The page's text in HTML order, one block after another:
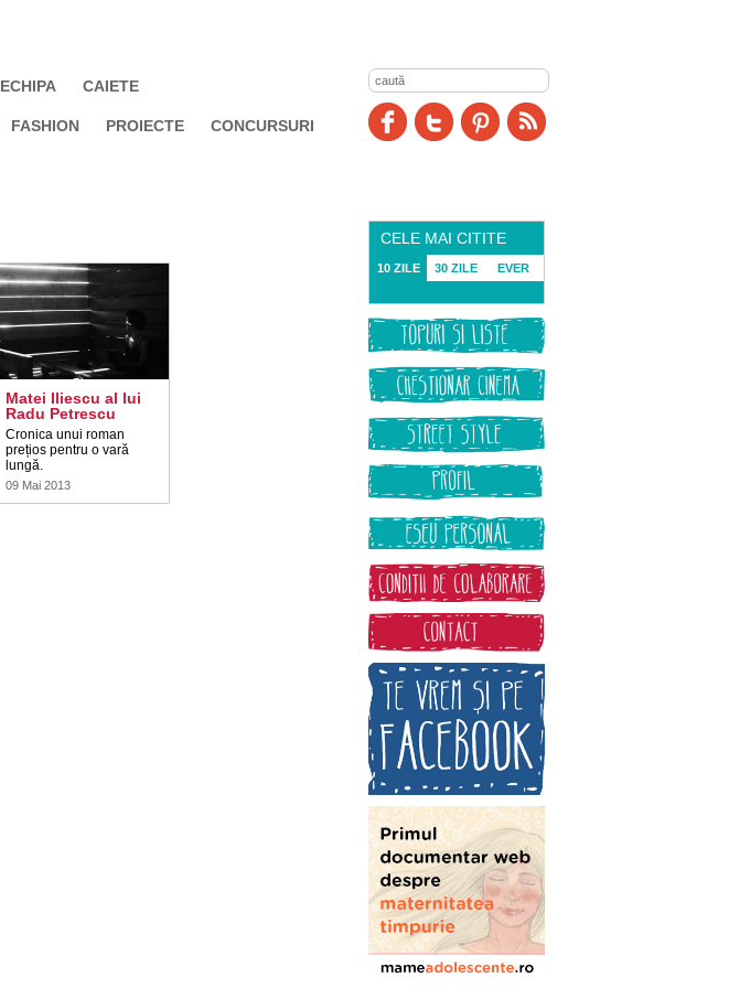
ECHIPA CAIETE
FASHION PROIECTE CONCURSURI
Matei Iliescu al lui
Radu Petrescu
Cronica unui roman
prețios pentru o vară
lungă.
09 Mai 2013
CELE MAI CITITE
10 ZILE 30 ZILE EVER